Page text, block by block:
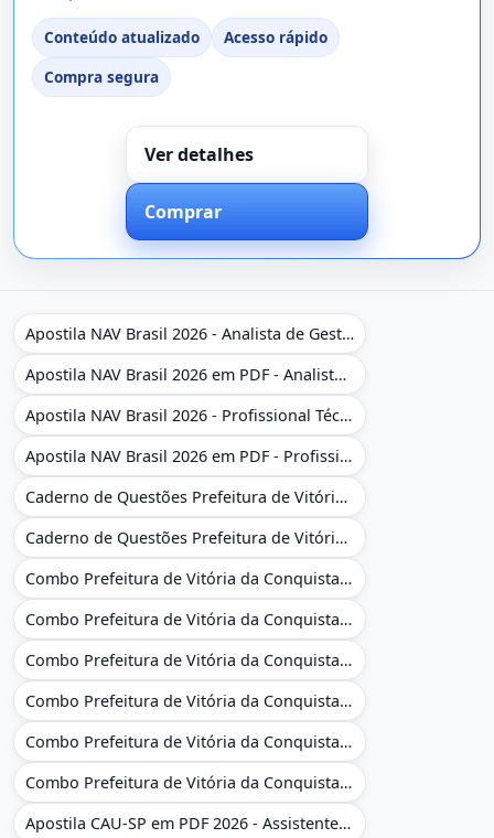
Conteúdo atualizado
Acesso rápido
Compra segura
Ver detalhes
Comprar
Apostila NAV Brasil 2026 - Analista de Gestão
Apostila NAV Brasil 2026 em PDF - Analista de Gestão
Apostila NAV Brasil 2026 - Profissional Técnico de Navegação Aérea - Operador de Torre de Controle
Apostila NAV Brasil 2026 em PDF - Profissional Técnico de Navegação Aérea - Operador de Torre de Controle
Caderno de Questões Prefeitura de Vitória da Conquista - BA - Conhecimentos Gerais - 450 Questões Gabaritadas
Caderno de Questões Prefeitura de Vitória da Conquista em PDF - BA - Conhecimentos Gerais - 450 Questões Gabaritadas
Combo Prefeitura de Vitória da Conquista - BA 2026 - Monitor Escolar (Educação Infantil e Cobertura das AC'S)
Combo Prefeitura de Vitória da Conquista - BA 2026 - Monitor Escolar (Educação Infantil e Cobertura das AC'S)
Combo Prefeitura de Vitória da Conquista - BA 2026 - Monitor Escolar (Suporte às Crianças com Deficiência)
Combo Prefeitura de Vitória da Conquista - BA 2026 - Monitor Escolar (Suporte às Crianças com Deficiência)
Combo Prefeitura de Vitória da Conquista - BA 2026 - Pedagogo - Zona Urbana e/ou Rural
Combo Prefeitura de Vitória da Conquista - BA 2026 - Pedagogo - Zona Urbana e/ou Rural
Apostila CAU-SP em PDF 2026 - Assistente Técnico - Administrativo